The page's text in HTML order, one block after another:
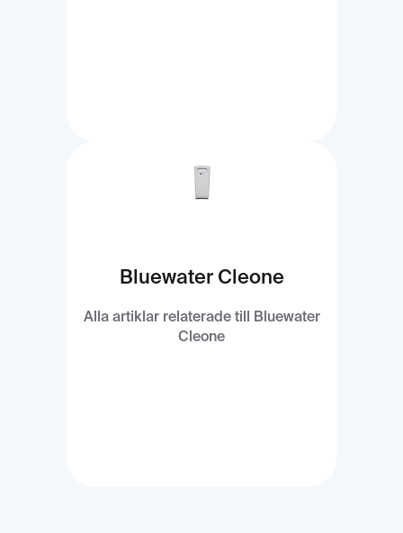
Bluewater Cleone
Alla artiklar relaterade till Bluewater
Cleone